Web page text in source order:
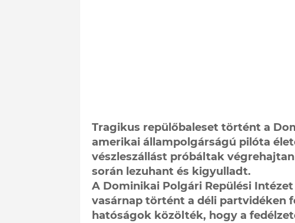
Tragikus repülőbaleset történt a
amerikai állampolgárságú pilóta
vészleszállást próbáltak
során lezuhant és kigyulladt.
A Dominikai Polgári Repülési
vasárnap történt a déli partvidéken
hatóságok közölték, hogy a